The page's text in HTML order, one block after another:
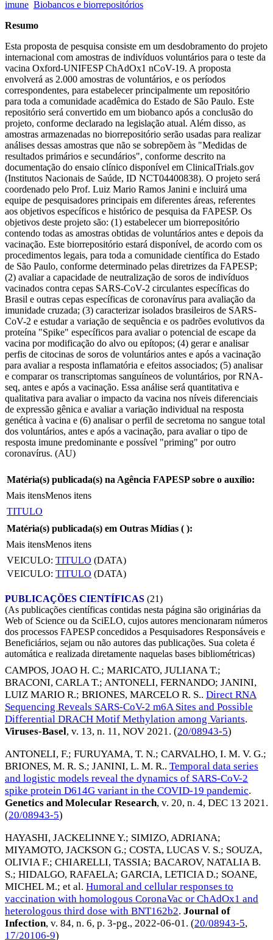
imune Biobancos e biorrepositórios
Resumo
Esta proposta de pesquisa consiste em um desdobramento do projeto
internacional com amostras de indivíduos voluntários para o teste da
vacina Oxford-UNIFESP ChAdOx1 nCoV-19. A proposta
envolverá as 2.000 amostras de voluntários, e os períodos
correspondentes, para estabelecer principalmente um repositório
para toda a comunidade acadêmica do Estado de São Paulo. Este
repositório será convertido em um biobanco após a conclusão do
projeto, conforme declarado na legislação atual. Além disso, as
amostras armazenadas no biorrepositório serão usadas para realizar
análises dessas amostras que não se sobrepõem às "Medidas de
resultados primários e secundários", conforme descrito na
documentação do ensaio clínico disponível em ClinicalTrials.gov
(Institutos Nacionais de Saúde, ID NCT04400838). O projeto será
coordenado pelo Prof. Luiz Mario Ramos Janini e incluirá uma
equipe de pesquisadores principais em diferentes áreas, referentes
aos objetivos específicos e histórico de pesquisa da FAPESP. Os
objetivos deste projeto são: (1) estabelecer um biorrepositório
contendo todas as amostras obtidas de voluntários antes e depois da
vacinação. Este biorrepositório estará disponível, de acordo com os
procedimentos legais, para toda a comunidade científica do Estado
de São Paulo, conforme determinado pelas diretrizes da FAPESP;
(2) avaliar a capacidade de neutralização de soros de indivíduos
vacinados contra cepas SARS-CoV-2 circulantes específicas do
Brasil e outras cepas específicas de coronavírus para avaliação da
imunidade cruzada; (3) caracterizar isolados brasileiros de SARS-
CoV-2 e estudar a variação de sequência e os padrões evolutivos da
proteína "Spike" específicos para avaliar o potencial de escape da
vacina por modificação do alvo ou epítopos; (4) gerar e analisar
perfis de citocinas de soros de voluntários antes e após a vacinação
para avaliar a resposta inflamatória e efeitos associados; (5) analisar
e comparar os transcriptomas sanguíneos de voluntários, por RNA-
seq, antes e após a vacinação. Essa análise será quantitativa e
qualitativa para avaliar o impacto da vacina nos níveis diferenciais
de expressão gênica e avaliar a variação individual na resposta
genética à vacina e (6) analisar o perfil de secretoma no sangue total
dos voluntários, antes e após a vacinação, para avaliar o tipo de
resposta imune predominante e possível "priming" por outro
coronavírus. (AU)
Matéria(s) publicada(s) na Agência FAPESP sobre o auxílio:
Mais itensMenos itens
TITULO
Matéria(s) publicada(s) em Outras Mídias ( ):
Mais itensMenos itens
VEICULO: TITULO (DATA)
VEICULO: TITULO (DATA)
PUBLICAÇÕES CIENTÍFICAS (21)
(As publicações científicas contidas nesta página são originárias da
Web of Science ou da SciELO, cujos autores mencionaram números
dos processos FAPESP concedidos a Pesquisadores Responsáveis e
Beneficiários, sejam ou não autores das publicações. Sua coleta é
automática e realizada diretamente naquelas bases bibliométricas)
CAMPOS, JOAO H. C.; MARICATO, JULIANA T.;
BRACONI, CARLA T.; ANTONELI, FERNANDO; JANINI,
LUIZ MARIO R.; BRIONES, MARCELO R. S.. Direct RNA
Sequencing Reveals SARS-CoV-2 m6A Sites and Possible
Differential DRACH Motif Methylation among Variants.
Viruses-Basel, v. 13, n. 11, NOV 2021. (20/08943-5)
ANTONELI, F.; FURUYAMA, T. N.; CARVALHO, I. M. V. G.;
BRIONES, M. R. S.; JANINI, L. M. R.. Temporal data series
and logistic models reveal the dynamics of SARS-CoV-2
spike protein D614G variant in the COVID-19 pandemic.
Genetics and Molecular Research, v. 20, n. 4, DEC 13 2021.
(20/08943-5)
HAYASHI, JACKELINNE Y.; SIMIZO, ADRIANA;
MIYAMOTO, JACKSON G.; COSTA, LUCAS V. S.; SOUZA,
OLIVIA F.; CHIARELLI, TASSIA; BACAROV, NATALIA B.
S.; HIDALGO, RAFAELA; GARCIA, LETICIA D.; SOANE,
MICHEL M.; et al. Humoral and cellular responses to
vaccination with homologous CoronaVac or ChAdOx1 and
heterologous third dose with BNT162b2. Journal of
Infection, v. 84, n. 6, p. 3-pg., 2022-06-01 . (20/08943-5,
17/20106-9)